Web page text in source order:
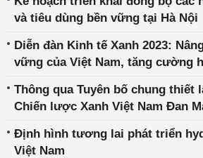
và tiêu dùng bền vững tại Hà Nội
Diễn đàn Kinh tế Xanh 2023:
vững của Việt Nam, tăng cường
Thông qua Tuyên bố chung thiết
Chiến lược Xanh Việt Nam Đan
bền vững
Định hình tương lai phát triển
Việt Nam